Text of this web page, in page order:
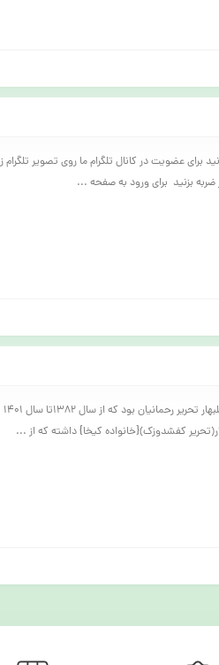
برای عضویت در کانال تلگرام ما روی تصویر تلگرام
ضربه بزنید برای ورود به صفحه ...
کفشدوزک){خانواده کیخا} داشته که از ...